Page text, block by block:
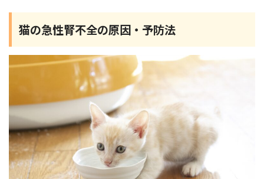
猫の急性腎不全の原因・予防法